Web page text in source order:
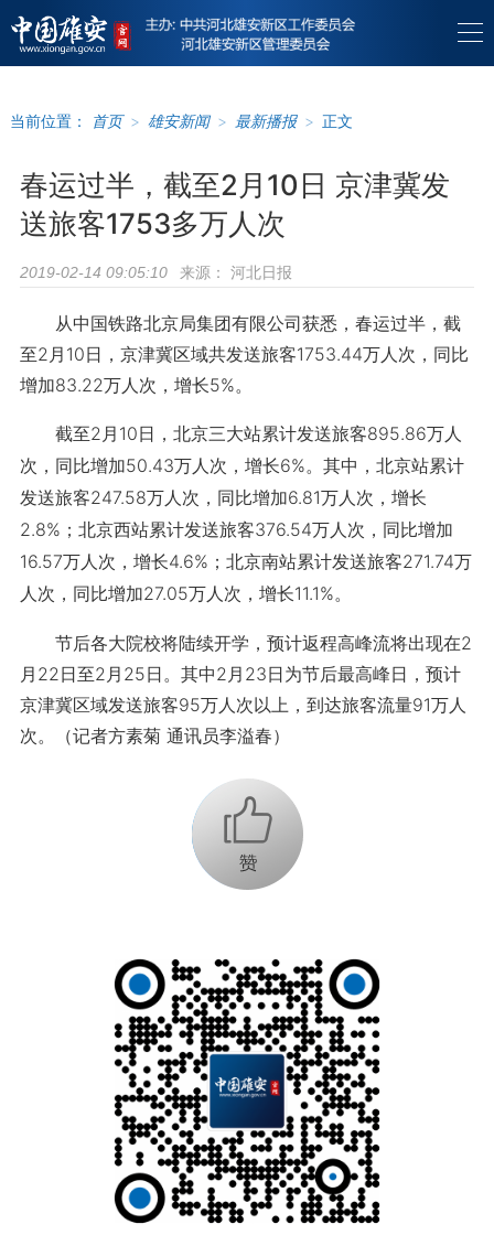
当前位置： 首页 > 雄安新闻 > 最新播报 > 正文
春运过半，截至2月10日 京津冀发
送旅客1753多万人次
2019-02-14 09:05:10 来源： 河北日报
从中国铁路北京局集团有限公司获悉，春运过半，截
至2月10日，京津冀区域共发送旅客1753.44万人次，同比
增加83.22万人次，增长5%。
截至2月10日，北京三大站累计发送旅客895.86万人
次，同比增加50.43万人次，增长6%。其中，北京站累计
发送旅客247.58万人次，同比增加6.81万人次，增长
2.8%；北京西站累计发送旅客376.54万人次，同比增加
16.57万人次，增长4.6%；北京南站累计发送旅客271.74万
人次，同比增加27.05万人次，增长11.1%。
节后各大院校将陆续开学，预计返程高峰流将出现在2
月22日至2月25日。其中2月23日为节后最高峰日，预计
京津冀区域发送旅客95万人次以上，到达旅客流量91万人
次。（记者方素菊 通讯员李溢春）
+1